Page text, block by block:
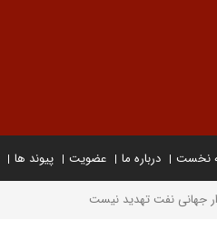
نخست درباره ما عضویت پیوند ها
جهانی نفت تهدید نیست